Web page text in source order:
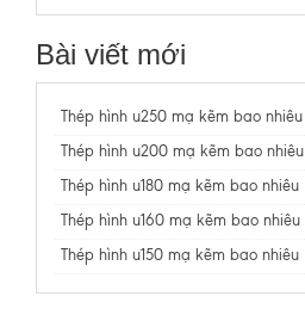
Bài viết mới
Thép hình u250 mạ kẽm bao nhiêu
Thép hình u200 mạ kẽm bao nhiêu
Thép hình u180 mạ kẽm bao nhiêu
Thép hình u160 mạ kẽm bao nhiêu
Thép hình u150 mạ kẽm bao nhiêu